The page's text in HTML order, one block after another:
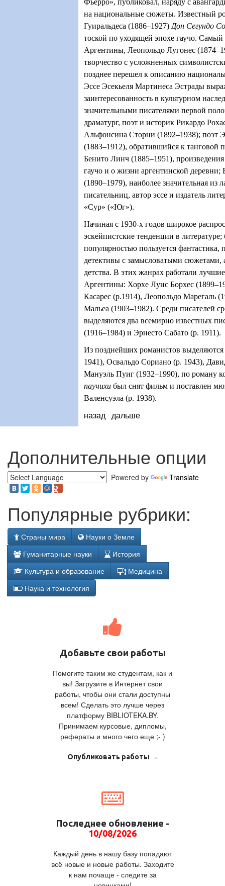
Фьерро», публиковал, наряду с
на национальные сюжеты. Известный
Гуиральдеса (1886–1927) Дон Сегундо
тоской по уходящей эпохе гаучо.
Аргентины, Леопольдо Лугонес
творчество с усложненных
позднее перешел к описанию
Эссе Эсекьеля Мартинеса Эстрады
заинтересованность в культурном
значительными писателями первой
драматург, поэт и историк Рикардо
Альфонсина Сторни (1892–1938); поэт
(1883–1912), обратившийся к танговой
Бенито Линч (1885–1951),
гаучо и о жизни аргентинской
(1890–1979), наиболее значительная из
писательниц, автор эссе и издатель
«Сур» («Юг»).
Начиная с 1930-х годов широкое
эскейпистские тенденции в
популярностью пользуется фантастика,
детективы с замысловатыми сюжетами,
детства. В этих жанрах работали
Аргентины: Хорхе Луис Борхес
Касарес (р.1914), Леопольдо Марегаль
Мальеа (1903–1982). Среди писателей
выделяются два всемирно известных
(1916–1984) и Эрнесто Сабато (р. 1911).
Из позднейших романистов
1941), Освальдо Сориано (р. 1943),
Мануэль Пуиг (1932–1990), по роману
паучихи был снят фильм и поставлен
Валенсуэла (р. 1938).
назад дальше
Дополнительные опции
Powered by Translate
Популярные рубрики:
Страны мира
Науки о Земле
Гуманитарные науки
История
Культура и образование
Медицина
Наука и технология
Добавьте свои работы
Помогите таким же студентам, как и
вы! Загрузите в Интернет свои
работы, чтобы они стали доступны
всем! Сделать это лучше через
платформу BIBLIOTEKA.BY.
Принимаем курсовые, дипломы,
рефераты и много чего еще ;- )
Опубликовать работы →
Последнее обновление -
10/08/2026
Каждый день в нашу базу попадают
всё новые и новые работы. Заходите
к нам почаще - следите за